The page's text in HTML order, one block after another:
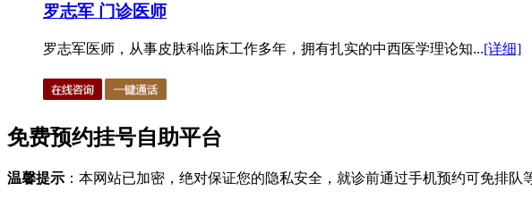
罗志军 门诊医师
罗志军医师，从事皮肤科临床工作多年，拥有扎实的中西医学理论知...[详细]
免费预约挂号自助平台
温馨提示 ：本网站已加密，绝对保证您的隐私安全，就诊前通过手机预约可免排队